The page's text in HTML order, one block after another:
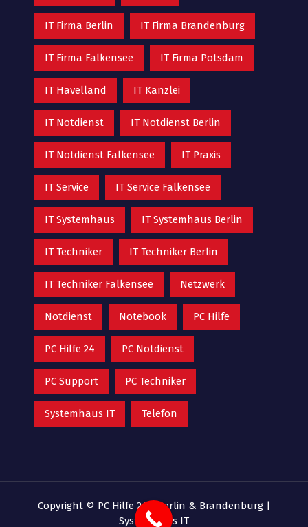
IT Firma Berlin IT Firma Brandenburg
IT Firma Falkensee IT Firma Potsdam
IT Havelland IT Kanzlei
IT Notdienst IT Notdienst Berlin
IT Notdienst Falkensee IT Praxis
IT Service IT Service Falkensee
IT Systemhaus IT Systemhaus Berlin
IT Techniker IT Techniker Berlin
IT Techniker Falkensee Netzwerk
Notdienst Notebook PC Hilfe
PC Hilfe 24 PC Notdienst
PC Support PC Techniker
Systemhaus IT Telefon
Copyright © PC Hilfe 24 - Berlin & Brandenburg |
Systemhaus IT